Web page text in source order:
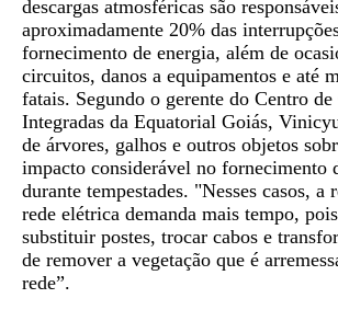
descargas atmosféricas são
aproximadamente 20% das
fornecimento de energia, além de
circuitos, danos a equipamentos e até
fatais. Segundo o gerente do Centro de
Integradas da Equatorial Goiás,
de árvores, galhos e outros objetos
impacto considerável no fornecimento
durante tempestades. "Nesses casos, a
rede elétrica demanda mais tempo,
substituir postes, trocar cabos e
de remover a vegetação que é
rede”.